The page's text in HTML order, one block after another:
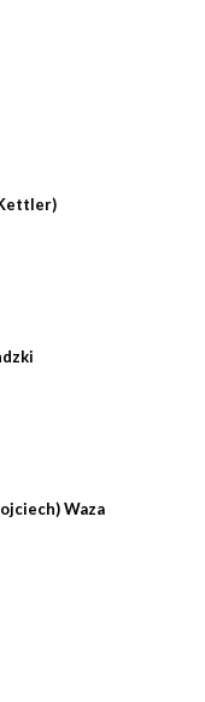
Waza